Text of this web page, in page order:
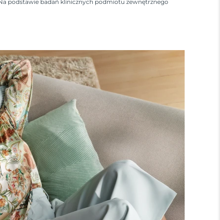
podstawie badań klinicznych podmiotu zewnętrznego